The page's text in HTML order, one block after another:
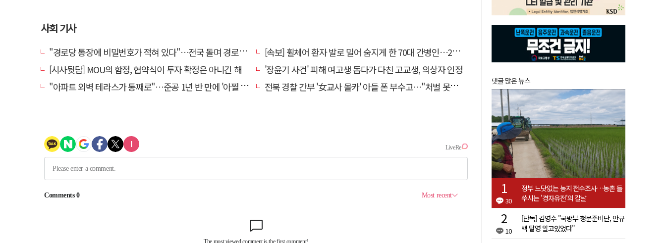
사회 기사
"경로당 통장에 비밀번호가 적혀 있다"…전국 돌며 경로당 13곳 턴 30대 구속
[속보] 휠체어 환자 발로 밀어 숨지게 한 70대 간병인…2심도 집행유예
[시사뒷담] MOU의 함정, 협약식이 투자 확정은 아니긴 해
'장윤기 사건' 피해 여고생 돕다가 다친 고교생, 의상자 인정
"아파트 외벽 테라스가 통째로"…준공 1년 반 만에 '아찔 사고'
전북 경찰 간부 '女교사 몰카' 아들 폰 부수고…"처벌 못하는 사안" 내부망에 글 댓글 많은 뉴스
30
정부 느닷없는 농지 전수조사…농촌 들
쑤시는 '경자유전'의 칼날
10
[단독] 김영수 "국방부 청문준비단, 안규
백 탈영 알고있었다"